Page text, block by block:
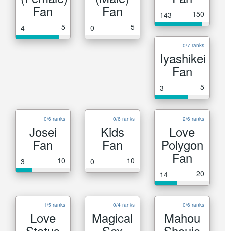
Fan
4 5
Fan
0 5
143 150
0/7 ranks
Iyashikei
Fan
3 5
0/6 ranks
Josei
Fan
3 10
0/6 ranks
Kids
Fan
0 10
2/6 ranks
Love
Polygon
Fan
14 20
1/5 ranks
Love
0/4 ranks
Magical
0/6 ranks
Mahou